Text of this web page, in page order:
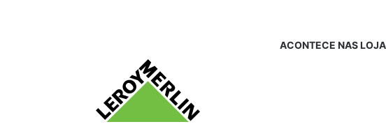
ACONTECE NAS